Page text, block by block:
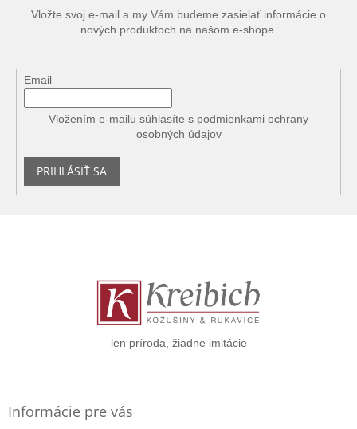
Vložte svoj e-mail a my Vám budeme zasielať informácie o
nových produktoch na našom e-shope.
Email
Vložením e-mailu súhlasíte s podmienkami ochrany
osobných údajov
PRIHLÁSIŤ SA
len príroda, žiadne imitácie
Informácie pre vás